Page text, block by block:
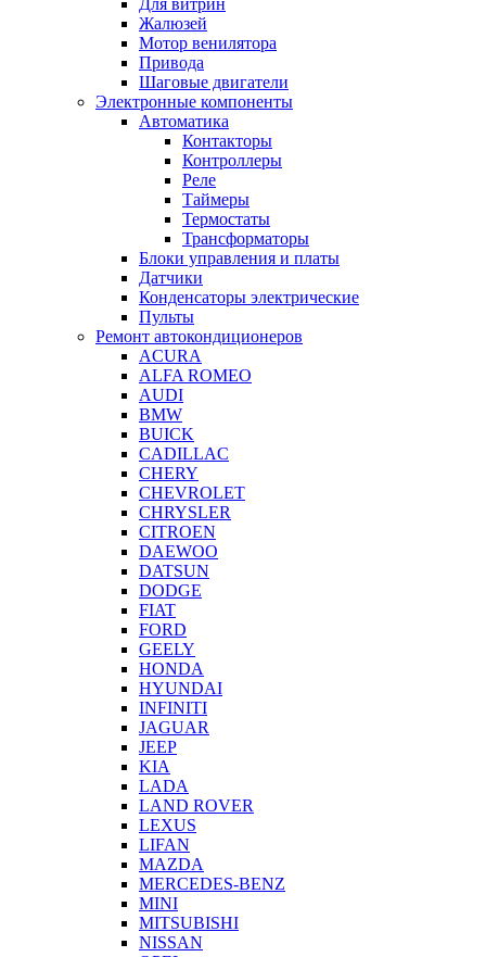
Для витрин
Жалюзей
Мотор венилятора
Привода
Шаговые двигатели
Электронные компоненты
Автоматика
Контакторы
Контроллеры
Реле
Таймеры
Термостаты
Трансформаторы
Блоки управления и платы
Датчики
Конденсаторы электрические
Пульты
Ремонт автокондиционеров
ACURA
ALFA ROMEO
AUDI
BMW
BUICK
CADILLAC
CHERY
CHEVROLET
CHRYSLER
CITROEN
DAEWOO
DATSUN
DODGE
FIAT
FORD
GEELY
HONDA
HYUNDAI
INFINITI
JAGUAR
JEEP
KIA
LADA
LAND ROVER
LEXUS
LIFAN
MAZDA
MERCEDES-BENZ
MINI
MITSUBISHI
NISSAN